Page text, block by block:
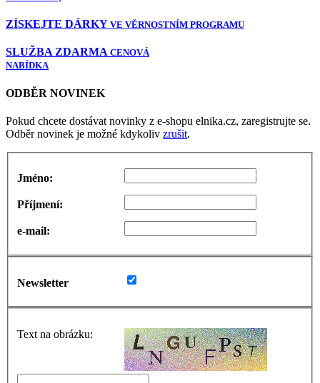
ZÍSKEJTE DÁRKY VE VĚRNOSTNÍM PROGRAMU
SLUŽBA ZDARMA CENOVÁ
NABÍDKA
ODBĚR NOVINEK
Pokud chcete dostávat novinky z e-shopu elnika.cz, zaregistrujte se.
Odběr novinek je možné kdykoliv zrušit.
Jméno:
Příjmení:
e-mail:
Newsletter
Text na obrázku: